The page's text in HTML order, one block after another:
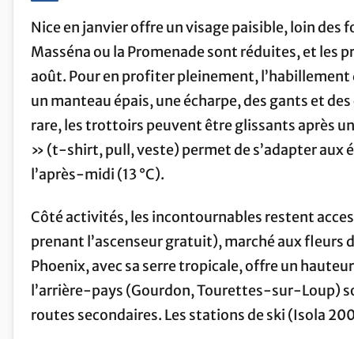
Nice en janvier offre un visage paisible, loin des
Masséna ou la Promenade sont réduites, et les
août. Pour en profiter pleinement,
un manteau épais, une écharpe, des gants et
rare, les trottoirs peuvent être glissants après
» (t-shirt, pull, veste) permet de s’adapter aux
l’après-midi (13 °C).
Côté activités, les incontournables restent
prenant l’ascenseur gratuit), marché aux fleurs
Phoenix, avec sa serre tropicale, offre un
l’arrière-pays (Gourdon, Tourettes-sur-Loup)
routes secondaires. Les stations de ski (Isola